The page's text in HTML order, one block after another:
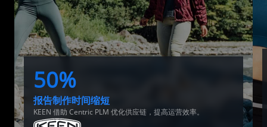
50%
报告制作时间缩短
KEEN 借助 Centric PLM 优化供应链，提高运营效率。